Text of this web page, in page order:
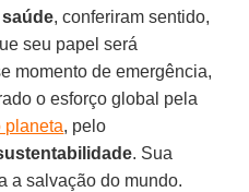
, conferiram sentido,
seu papel será
momento de emergência,
o esforço global pela
planeta, pelo
. Sua
a salvação do mundo.